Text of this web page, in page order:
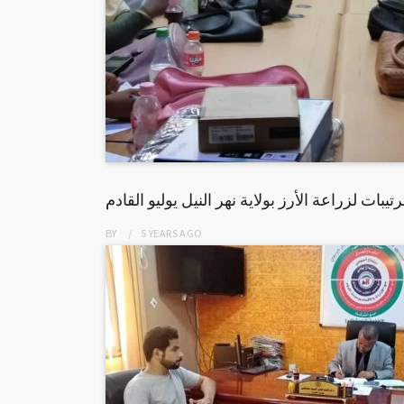
لزراعة الأرز بولاية نهر النيل يوليو القادم
BY 5 YEARSAGO